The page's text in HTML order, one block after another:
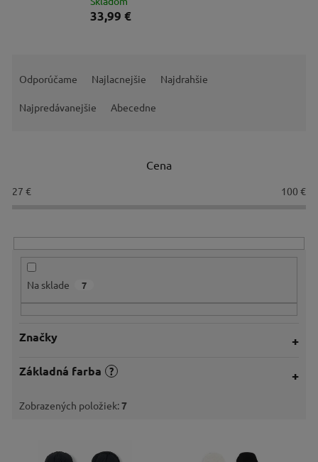
33,99 €
r
u
k
Odporúčame Najlacnejšie Najdrahšie
Najpredávanejšie Abecedne
Cena
27 € 100 €
Na sklade 7
Značky
Základná farba ?
Zobrazených položiek:7